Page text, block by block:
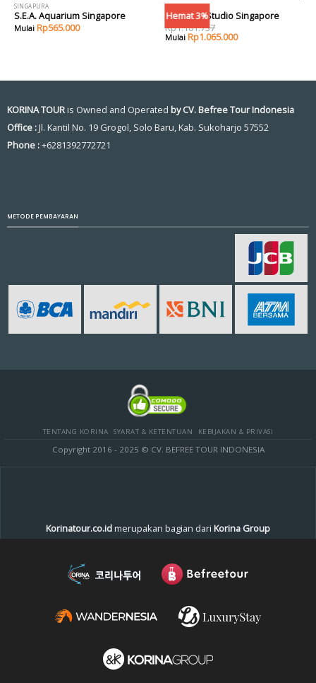
SINGAPURA
S.E.A. Aquarium Singapore
Rp565.000
Hemat 3%
SINGAPURA
Universal Studio Singapore
Rp1.101.737
Rp1.065.000
KORINA TOURis Owned and Operated by CV. Befree Tour Indonesia
Office :Jl. Kantil No. 19 Grogol, Solo Baru, Kab. Sukoharjo 57552
Phone :+6281392772721
METODE PEMBAYARAN
TENTANG KORINA SYARAT & KETENTUAN KEBIJAKAN & PRIVASI
Copyright 2016 - 2025 © CV. BEFREE TOUR INDONESIA
Korinatour.co.idmerupakan bagian dari Korina Group